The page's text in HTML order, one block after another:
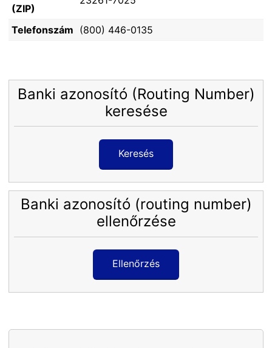
(ZIP)
Telefonszám (800) 446-0135
Banki azonosító (Routing Number)
keresése
Keresés
Banki azonosító (routing number)
ellenőrzése
Ellenőrzés